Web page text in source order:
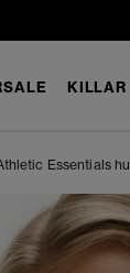
KILLAR
Essentials